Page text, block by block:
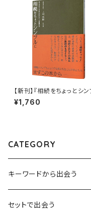
【新刊】『相続をちょっとシ
に: 気づきをうながすための
フル相続入門』上村拓郎
¥1,760
CATEGORY
キーワードから出会う
言葉：思考の種となるもの
セットで出会う